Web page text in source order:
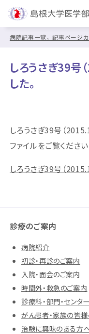
病院記事一覧，記事ページ
しろうさぎ39号
した。
しろうさぎ39号（
ファイルをご覧ください
しろうさぎ39号（
診療のご案内
病院紹介
初診・再診のご案内
入院・面会のご案内
時間外・救急のご案内
診療科・部門・センタ
がん患者・家族の皆
治験に興味のある方